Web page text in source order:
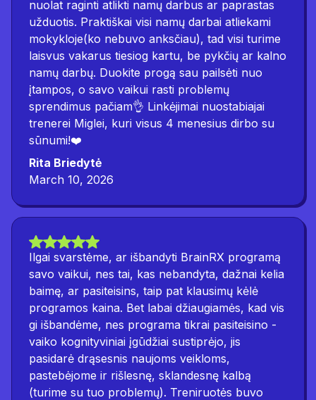
nuolat raginti atlikti namų darbus ar paprastas
užduotis. Praktiškai visi namų darbai atliekami
mokykloje(ko nebuvo anksčiau), tad visi turime
laisvus vakarus tiesiog kartu, be pykčių ar kalno
namų darbų. Duokite progą sau pailsėti nuo
įtampos, o savo vaikui rasti problemų
sprendimus pačiam👌 Linkėjimai nuostabiajai
trenerei Miglei, kuri visus 4 menesius dirbo su
sūnumi!❤️
Rita Briedytė
March 10, 2026
Ilgai svarstėme, ar išbandyti BrainRX programą
savo vaikui, nes tai, kas nebandyta, dažnai kelia
baimę, ar pasiteisins, taip pat klausimų kėlė
programos kaina. Bet labai džiaugiamės, kad vis
gi išbandėme, nes programa tikrai pasiteisino -
vaiko kognityviniai įgūdžiai sustiprėjo, jis
pasidarė drąsesnis naujoms veikloms,
pastebėjome ir rišlesnę, sklandesnę kalbą
(turime su tuo problemų). Treniruotės buvo